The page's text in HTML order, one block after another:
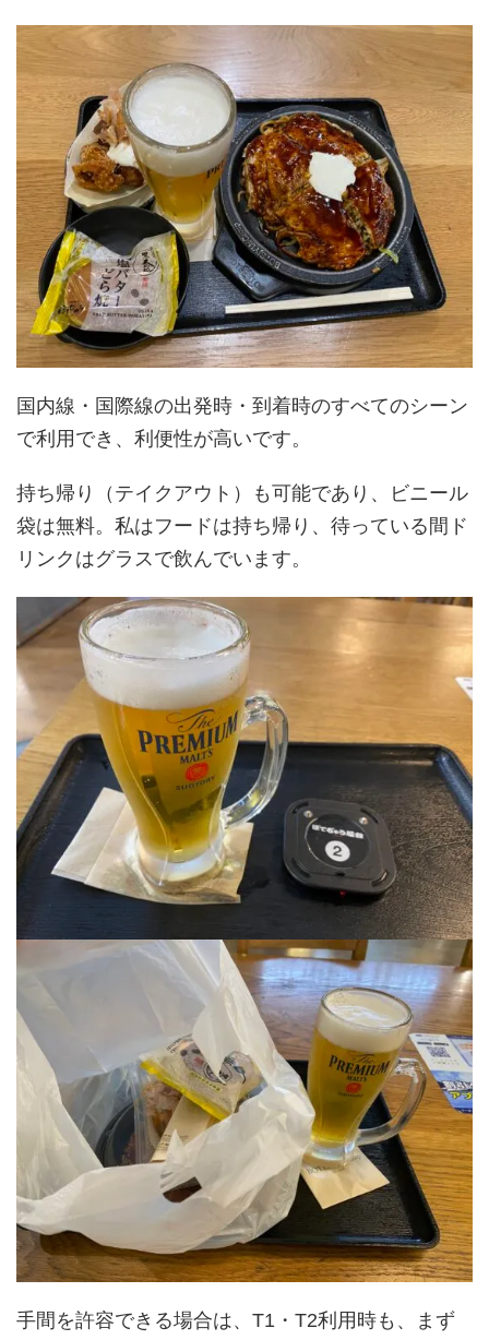
国内線・国際線の出発時・到着時のすべてのシーン
で利用でき、利便性が高いです。
持ち帰り（テイクアウト）も可能であり、ビニール
袋は無料。私はフードは持ち帰り、待っている間ド
リンクはグラスで飲んでいます。
手間を許容できる場合は、T1・T2利用時も、まず